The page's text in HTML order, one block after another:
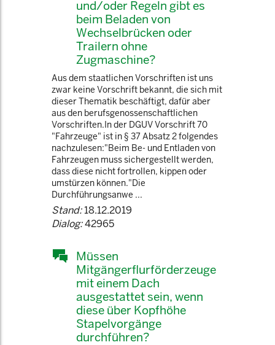
und/oder Regeln gibt es
beim Beladen von
Wechselbrücken oder
Trailern ohne
Zugmaschine?
Aus dem staatlichen Vorschriften ist uns
zwar keine Vorschrift bekannt, die sich mit
dieser Thematik beschäftigt, dafür aber
aus den berufsgenossenschaftlichen
Vorschriften.In der DGUV Vorschrift 70
"Fahrzeuge" ist in § 37 Absatz 2 folgendes
nachzulesen:"Beim Be- und Entladen von
Fahrzeugen muss sichergestellt werden,
dass diese nicht fortrollen, kippen oder
umstürzen können."Die
Durchführungsanwe ...
Stand:18.12.2019
Dialog:42965
Müssen
Mitgängerflurförderzeuge
mit einem Dach
ausgestattet sein, wenn
diese über Kopfhöhe
Stapelvorgänge
durchführen?